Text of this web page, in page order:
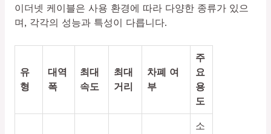
이더넷 케이블은 사용 환경에 따라 다양한 종류가 있으
며, 각각의 성능과 특성이 다릅니다.
유
형
대역
폭
최대
속도
최대
거리
차폐 여
부
주
요
용
도
소